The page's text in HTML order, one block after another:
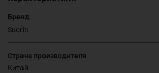
Бренд
Suorin
Страна производителя
Китай